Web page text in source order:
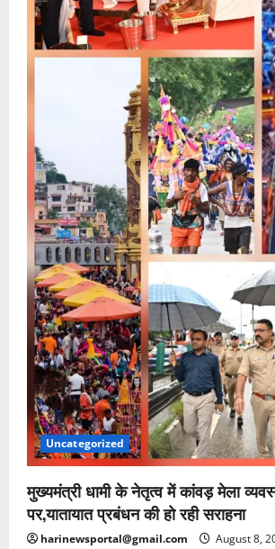
Uncategorized
मुख्यमंत्री धामी के नेतृत्व में कांवड़ मेला
पर,यातायात प्रबंधन की हो रही सराहना
harinewsportal@gmail.com August 8,